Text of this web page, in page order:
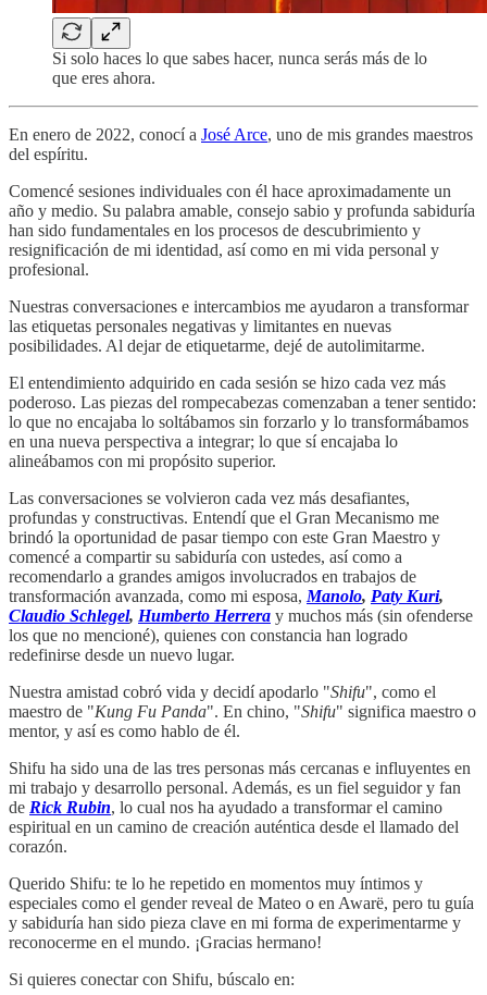
Si solo haces lo que sabes hacer, nunca serás más de lo
que eres ahora.
En enero de 2022, conocí a José Arce, uno de mis grandes maestros
del espíritu.
Comencé sesiones individuales con él hace aproximadamente un
año y medio. Su palabra amable, consejo sabio y profunda sabiduría
han sido fundamentales en los procesos de descubrimiento y
resignificación de mi identidad, así como en mi vida personal y
profesional.
Nuestras conversaciones e intercambios me ayudaron a transformar
las etiquetas personales negativas y limitantes en nuevas
posibilidades. Al dejar de etiquetarme, dejé de autolimitarme.
El entendimiento adquirido en cada sesión se hizo cada vez más
poderoso. Las piezas del rompecabezas comenzaban a tener sentido:
lo que no encajaba lo soltábamos sin forzarlo y lo transformábamos
en una nueva perspectiva a integrar; lo que sí encajaba lo
alineábamos con mi propósito superior.
Las conversaciones se volvieron cada vez más desafiantes,
profundas y constructivas. Entendí que el Gran Mecanismo me
brindó la oportunidad de pasar tiempo con este Gran Maestro y
comencé a compartir su sabiduría con ustedes, así como a
recomendarlo a grandes amigos involucrados en trabajos de
transformación avanzada, como mi esposa, Manolo, Paty Kuri,
Claudio Schlegel, Humberto Herrera y muchos más (sin ofenderse
los que no mencioné), quienes con constancia han logrado
redefinirse desde un nuevo lugar.
Nuestra amistad cobró vida y decidí apodarlo "Shifu", como el
maestro de "Kung Fu Panda". En chino, "Shifu" significa maestro o
mentor, y así es como hablo de él.
Shifu ha sido una de las tres personas más cercanas e influyentes en
mi trabajo y desarrollo personal. Además, es un fiel seguidor y fan
de Rick Rubin, lo cual nos ha ayudado a transformar el camino
espiritual en un camino de creación auténtica desde el llamado del
corazón.
Querido Shifu: te lo he repetido en momentos muy íntimos y
especiales como el gender reveal de Mateo o en Awarë, pero tu guía
y sabiduría han sido pieza clave en mi forma de experimentarme y
reconocerme en el mundo. ¡Gracias hermano!
Si quieres conectar con Shifu, búscalo en: